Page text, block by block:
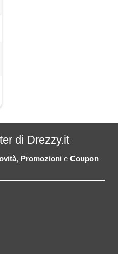
di Drezzy.it
, Promozioni e Coupon